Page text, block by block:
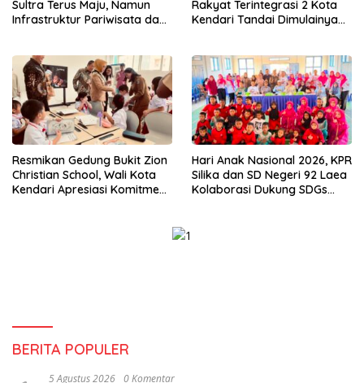
Sultra Terus Maju, Namun
Infrastruktur Pariwisata dan
Rakyat Terintegrasi 2 Kota
Kendari Tandai Dimulainya
Resmikan Gedung Bukit Zion
Christian School, Wali Kota
Kendari Apresiasi Komitmen
Hari Anak Nasional 2026, KPR
Silika dan SD Negeri 92 Laea
Kolaborasi Dukung SDGs
BERITA POPULER
5 Agustus 2026 0 Komentar